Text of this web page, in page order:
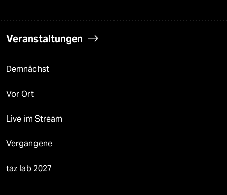
Veranstaltungen
Demnächst
Vor Ort
Live im Stream
Vergangene
taz lab 2027